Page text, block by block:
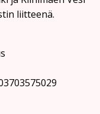
liitteenä.